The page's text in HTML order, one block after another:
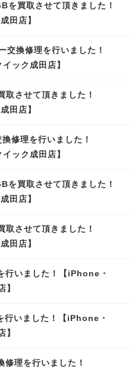
を買取させて頂きました！
田店】
換修理を行いました！
ック成田店】
取させて頂きました！
田店】
修理を行いました！
ック成田店】
を買取させて頂きました！
田店】
取させて頂きました！
田店】
いました！【iPhone・
】
いました！【iPhone・
】
理を行いました！